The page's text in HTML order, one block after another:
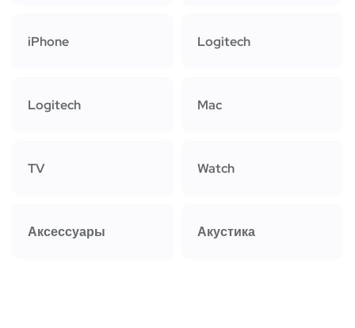
iPhone Logitech
Logitech Mac
TV Watch
Аксессуары Акустика